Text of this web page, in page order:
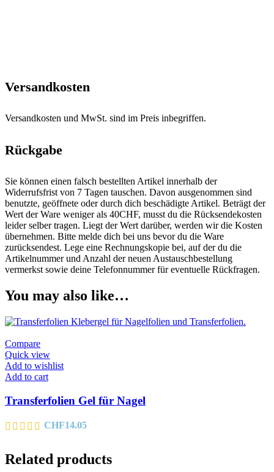
Versandkosten
Versandkosten und MwSt. sind im Preis inbegriffen.
Rückgabe
Sie können einen falsch bestellten Artikel innerhalb der
Widerrufsfrist von 7 Tagen tauschen. Davon ausgenommen sind
benutzte, geöffnete oder durch dich beschädigte Artikel. Beträgt der
Wert der Ware weniger als 40CHF, musst du die Rücksendekosten
leider selber tragen. Liegt der Wert darüber, werden wir die Kosten
übernehmen. Bitte melde dich bei uns bevor du die Ware
zurücksendest. Lege eine Rechnungskopie bei, auf der du die
Artikelnummer und Anzahl der neuen Austauschbestellung
vermerkst sowie deine Telefonnummer für eventuelle Rückfragen.
You may also like…
Compare
Quick view
Add to wishlist
Add to cart
Transferfolien Gel für Nagel
CHF14.05
Related products